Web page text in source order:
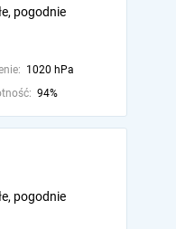
pogodnie
1020 hPa
94%
pogodnie